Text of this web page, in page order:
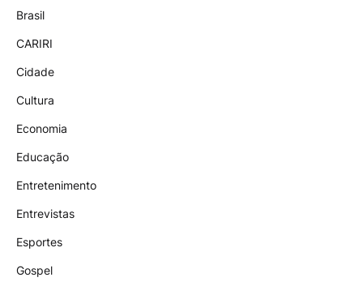
Brasil
CARIRI
Cidade
Cultura
Economia
Educação
Entretenimento
Entrevistas
Esportes
Gospel